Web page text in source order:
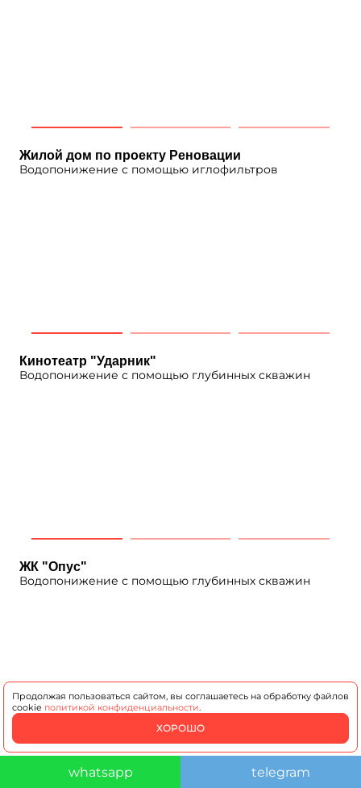
Жилой дом по проекту Реновации
Водопонижение с помощью иглофильтров
Кинотеатр "Ударник"
Водопонижение с помощью глубинных скважин
ЖК "Опус"
Водопонижение с помощью глубинных скважин
ЖК "Сити Бэй"
Продолжая пользоваться сайтом, вы соглашаетесь на обработку файлов
cookie политикой конфиденциальности.
ХОРОШО
whatsapp telegram